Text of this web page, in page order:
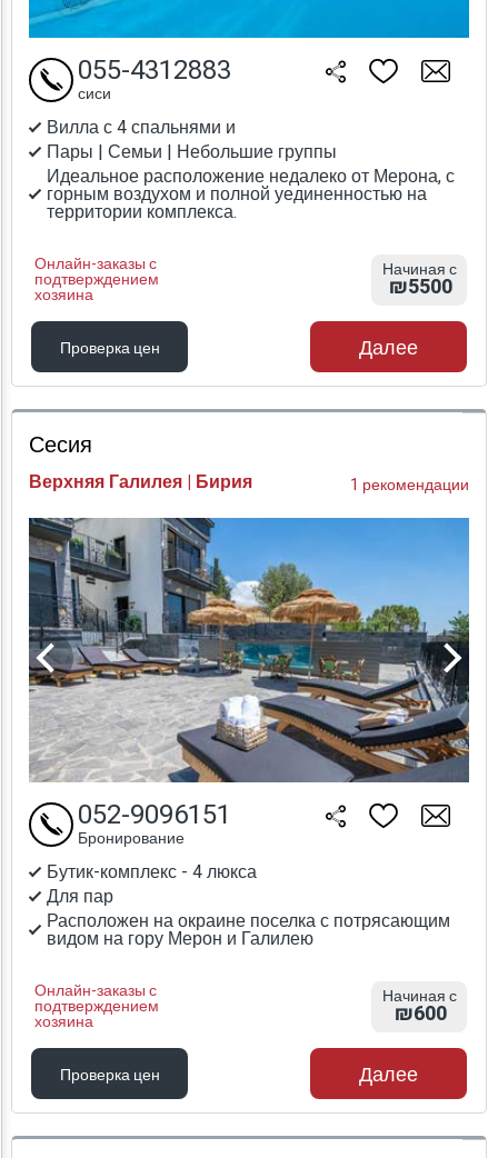
Вилла с 4 спальнями и
Пары | Семьи | Небольшие группы
Идеальное расположение недалеко от Мерона, с
горным воздухом и полной уединенностью на
территории комплекса.
Онлайн-заказы с
подтверждением
хозяина
055-4312883
сиси
Начиная с
₪5500
Проверка цен
Проверка цен
Далее
Сесия
Верхняя Галилея | Бирия 1 рекомендации
Бутик-комплекс - 4 люкса
Для пар
Расположен на окраине поселка с потрясающим
видом на гору Мерон и Галилею
Онлайн-заказы с
подтверждением
хозяина
052-9096151
Бронирование
Начиная с
₪600
Проверка цен
Проверка цен
Далее